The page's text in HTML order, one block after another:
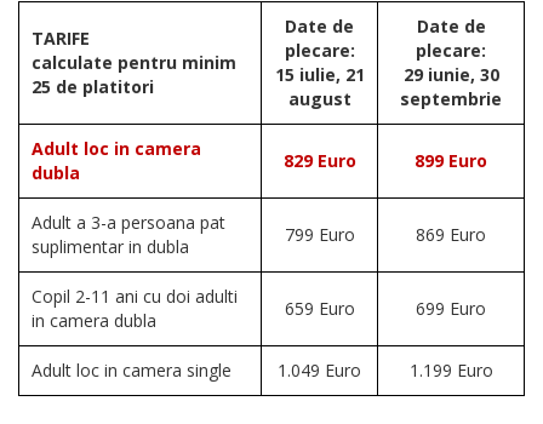
TARIFE
calculate pentru minim
25 de platitori
Date de
plecare:
15 iulie, 21
august
Date de
plecare:
29 iunie, 30
septembrie
Adult loc in camera
dubla
829 Euro 899 Euro
Adult a 3-a persoana pat
suplimentar in dubla
799 Euro 869 Euro
Copil 2-11 ani cu doi adulti
in camera dubla
659 Euro 699 Euro
Adult loc in camera single 1.049 Euro 1.199 Euro